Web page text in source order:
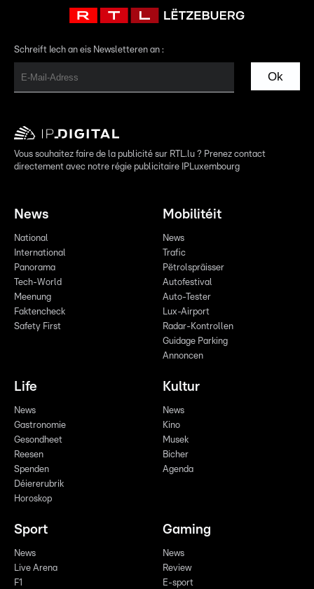
Schreift Iech an eis Newsletteren an :
Ok
Vous souhaitez faire de la publicité sur RTL.lu ? Prenez contact
directement avec notre régie publicitaire IPLuxembourg
News
National
International
Panorama
Tech-World
Meenung
Faktencheck
Safety First
Mobilitéit
News
Trafic
Pëtrolspräisser
Autofestival
Auto-Tester
Lux-Airport
Radar-Kontrollen
Guidage Parking
Annoncen
Life
News
Gastronomie
Gesondheet
Reesen
Spenden
Déiererubrik
Horoskop
Kultur
News
Kino
Musek
Bicher
Agenda
Sport
News
Live Arena
F1
Gaming
News
Review
E-sport